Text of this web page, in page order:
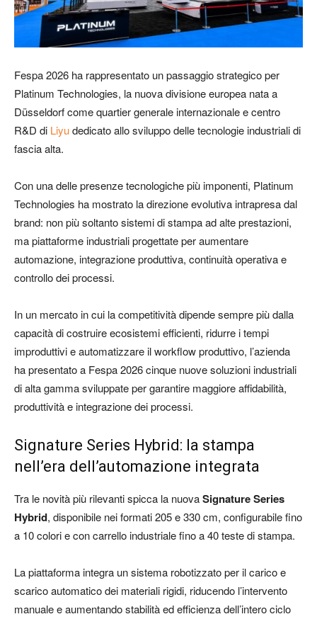
Fespa 2026 ha rappresentato un passaggio strategico per
Platinum Technologies, la nuova divisione europea nata a
Düsseldorf come quartier generale internazionale e centro
R&D di Liyudedicato allo sviluppo delle tecnologie industriali di
fascia alta.
Con una delle presenze tecnologiche più imponenti, Platinum
Technologies ha mostrato la direzione evolutiva intrapresa dal
brand: non più soltanto sistemi di stampa ad alte prestazioni,
ma piattaforme industriali progettate per aumentare
automazione, integrazione produttiva, continuità operativa e
controllo dei processi.
In un mercato in cui la competitività dipende sempre più dalla
capacità di costruire ecosistemi efficienti, ridurre i tempi
improduttivi e automatizzare il workflow produttivo, l’azienda
ha presentato a Fespa 2026 cinque nuove soluzioni industriali
di alta gamma sviluppate per garantire maggiore affidabilità,
produttività e integrazione dei processi.
Signature Series Hybrid: la stampa
nell’era dell’automazione integrata
Tra le novità più rilevanti spicca la nuovaSignature Series
Hybrid, disponibile nei formati 205 e 330 cm, configurabile fino
a 10 colori e con carrello industriale fino a 40 teste di stampa.
La piattaforma integra un sistema robotizzato per il carico e
scarico automatico dei materiali rigidi, riducendo l’intervento
manuale e aumentando stabilità ed efficienza dell’intero ciclo